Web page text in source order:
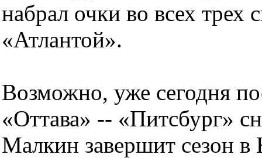
набрал очки во всех трех
«Атлантой».
Возможно, уже сегодня
«Оттава» -- «Питсбург»
Малкин завершит сезон